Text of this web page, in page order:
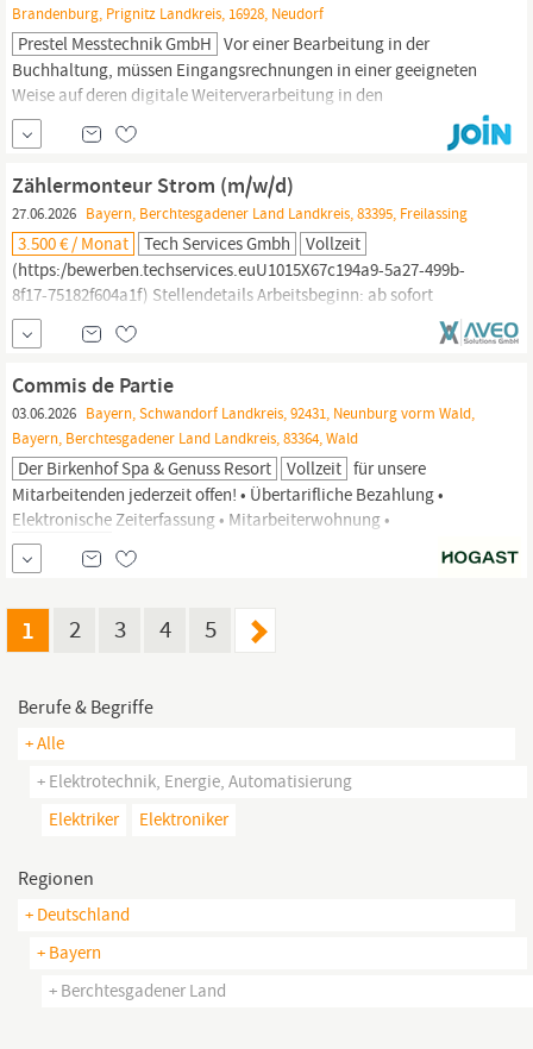
Brandenburg, Prignitz Landkreis, 16928, Neudorf
Prestel Messtechnik GmbH Vor einer Bearbeitung in der
Buchhaltung, müssen Eingangsrechnungen in einer geeigneten
Weise auf deren digitale Weiterverarbeitung in den
nachgelagerten Prozessen vorbereitet werden. Scan
(Digitalisierung) von Eingangsrechnungen (vergleichbar dem o.g.
Prozess) und Übergabe an nachgelagerte Prozesse. Empfang und
Verarbeitung vonelektronischenRechnungen
Zählermonteur Strom (m/w/d)
27.06.2026 Bayern, Berchtesgadener Land Landkreis, 83395, Freilassing
3.500 € / Monat Tech Services Gmbh
Vollzeit
(https:/bewerben.techservices.euU1015X67c194a9-5a27-499b-
8f17-75182f604a1f) Stellendetails Arbeitsbeginn: ab sofort
Arbeitsort: Freilassing Beruf: - Zählermonteur Strom -
Elektrofachkraft- Elektriker -
Vereinbarung gilt für alle...
Commis de Partie
03.06.2026 Bayern, Schwandorf Landkreis, 92431, Neunburg vorm Wald,
Bayern, Berchtesgadener Land Landkreis, 83364, Wald
Der Birkenhof Spa & Genuss Resort Vollzeit für unsere
Mitarbeitenden jederzeit offen! • Übertarifliche Bezahlung •
Elektronische Zeiterfassung • Mitarbeiterwohnung •
Personalessen- und Getränke • Gutes Betriebsklima in einem
jungen kreativen Team • Mitarbeiterevents & regelmäßige
Mitarbeiterrabatte • Top modernes Arbeitsumfeld •
1 2 3 4 5
Berufe & Begriffe
+ Alle
+ Elektrotechnik, Energie, Automatisierung
Elektriker
Elektroniker
Regionen
+ Deutschland
+ Bayern
+ Berchtesgadener Land